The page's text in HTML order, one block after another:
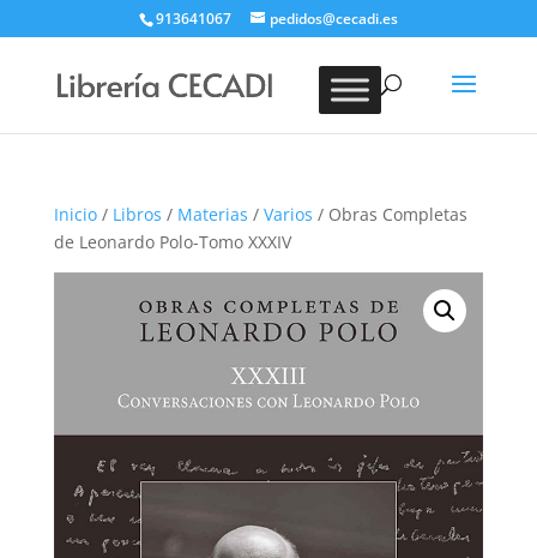
913641067 pedidos@cecadi.es
BUSCAR
Inicio/ Libros / Materias / Varios / Obras Completas
de Leonardo Polo-Tomo XXXIV